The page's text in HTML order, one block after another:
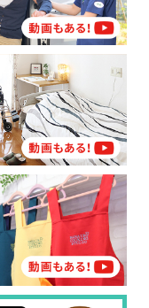
ックしてみま
ただくだけ
を紹介しま
ら
い
い